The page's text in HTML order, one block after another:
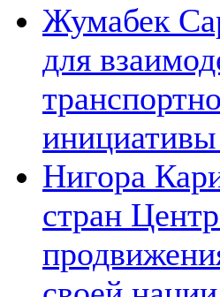
Жумабек
для
Нигора
стран